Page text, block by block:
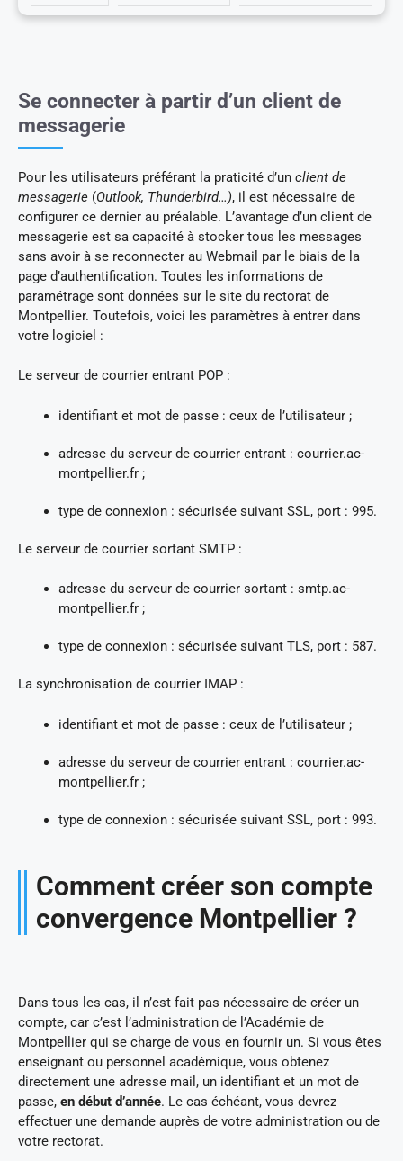
Se connecter à partir d’un client de
messagerie
Pour les utilisateurs préférant la praticité d’un client de
messagerie (Outlook, Thunderbird…), il est nécessaire de
configurer ce dernier au préalable. L’avantage d’un client de
messagerie est sa capacité à stocker tous les messages
sans avoir à se reconnecter au Webmail par le biais de la
page d’authentification. Toutes les informations de
paramétrage sont données sur le site du rectorat de
Montpellier. Toutefois, voici les paramètres à entrer dans
votre logiciel :
Le serveur de courrier entrant POP :
identifiant et mot de passe : ceux de l’utilisateur ;
adresse du serveur de courrier entrant : courrier.ac-
montpellier.fr ;
type de connexion : sécurisée suivant SSL, port : 995.
Le serveur de courrier sortant SMTP :
adresse du serveur de courrier sortant : smtp.ac-
montpellier.fr ;
type de connexion : sécurisée suivant TLS, port : 587.
La synchronisation de courrier IMAP :
identifiant et mot de passe : ceux de l’utilisateur ;
adresse du serveur de courrier entrant : courrier.ac-
montpellier.fr ;
type de connexion : sécurisée suivant SSL, port : 993.
Comment créer son compte
convergence Montpellier ?
Dans tous les cas, il n’est fait pas nécessaire de créer un
compte, car c’est l’administration de l’Académie de
Montpellier qui se charge de vous en fournir un. Si vous êtes
enseignant ou personnel académique, vous obtenez
directement une adresse mail, un identifiant et un mot de
passe, en début d’année. Le cas échéant, vous devrez
effectuer une demande auprès de votre administration ou de
votre rectorat.